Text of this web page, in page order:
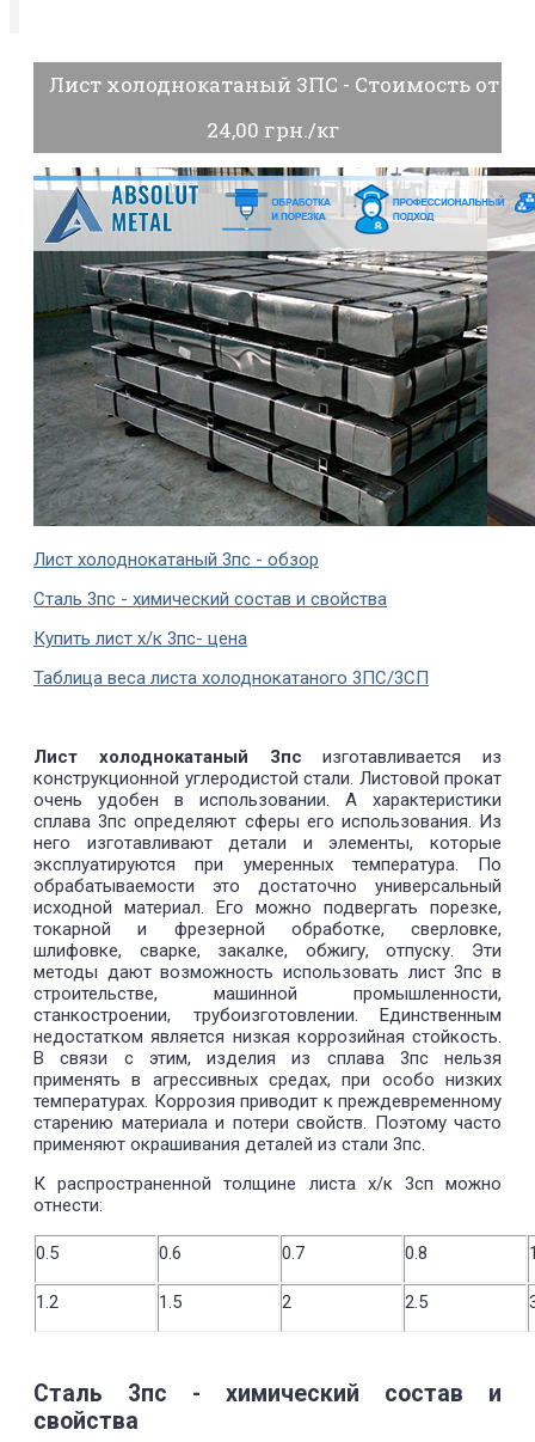
Лист холоднокатаный 3ПС - Стоимость от
24,00 грн./кг
Лист холоднокатаный 3пс - обзор
Сталь 3пс - химический состав и свойства
Купить лист х/к 3пс- цена
Таблица веса листа холоднокатаного 3ПС/3СП
Лист холоднокатаный 3пс изготавливается из
конструкционной углеродистой стали. Листовой прокат
очень удобен в использовании. А характеристики
сплава 3пс определяют сферы его использования. Из
него изготавливают детали и элементы, которые
эксплуатируются при умеренных температура. По
обрабатываемости это достаточно универсальный
исходной материал. Его можно подвергать порезке,
токарной и фрезерной обработке, сверловке,
шлифовке, сварке, закалке, обжигу, отпуску. Эти
методы дают возможность использовать лист 3пс в
строительстве, машинной промышленности,
станкостроении, трубоизготовлении. Единственным
недостатком является низкая коррозийная стойкость.
В связи с этим, изделия из сплава 3пс нельзя
применять в агрессивных средах, при особо низких
температурах. Коррозия приводит к преждевременному
старению материала и потери свойств. Поэтому часто
применяют окрашивания деталей из стали 3пс.
К распространенной толщине листа х/к 3сп можно
отнести:
0.5 0.6 0.7 0.8
1.2 1.5 2 2.5
Сталь 3пс - химический состав и
свойства